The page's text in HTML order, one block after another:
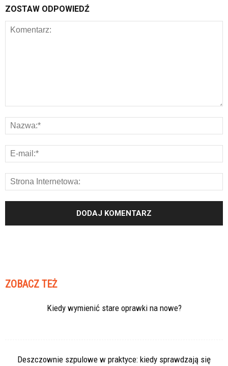
ZOSTAW ODPOWIEDŹ
ZOBACZ TEŻ
Kiedy wymienić stare oprawki na nowe?
Deszczownie szpulowe w praktyce: kiedy sprawdzają się